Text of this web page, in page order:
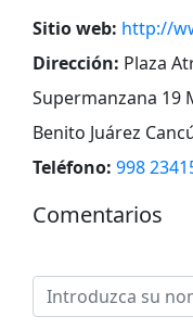
Sitio web: http://
Dirección: Plaza
Supermanzana 19
Benito Juárez
Teléfono: 998
Comentarios